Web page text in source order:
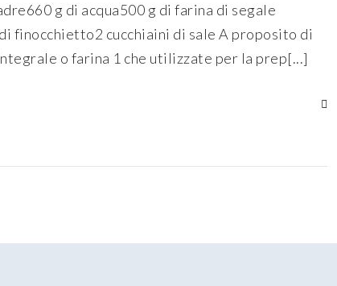
g di acqua500 g di farina di segale
finocchietto2 cucchiaini di sale A proposito di
o farina 1 che utilizzate per la prep[...]